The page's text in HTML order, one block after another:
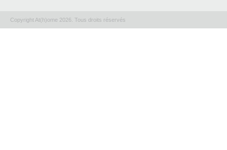
Copyright At(h)ome 2026. Tous droits réservés